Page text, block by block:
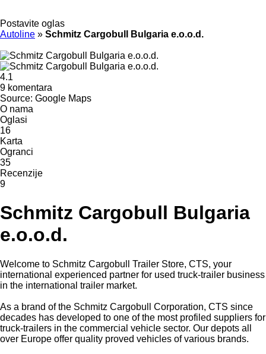
Postavite oglas
Autoline » Schmitz Cargobull Bulgaria e.o.o.d.
4.1
9 komentara
Source: Google Maps
O nama
Oglasi
16
Karta
Ogranci
35
Recenzije
9
Schmitz Cargobull Bulgaria
e.o.o.d.
Welcome to Schmitz Cargobull Trailer Store, CTS, your
international experienced partner for used truck-trailer business
in the international trailer market.
As a brand of the Schmitz Cargobull Corporation, CTS since
decades has developed to one of the most profiled suppliers for
truck-trailers in the commercial vehicle sector. Our depots all
over Europe offer quality proved vehicles of various brands.